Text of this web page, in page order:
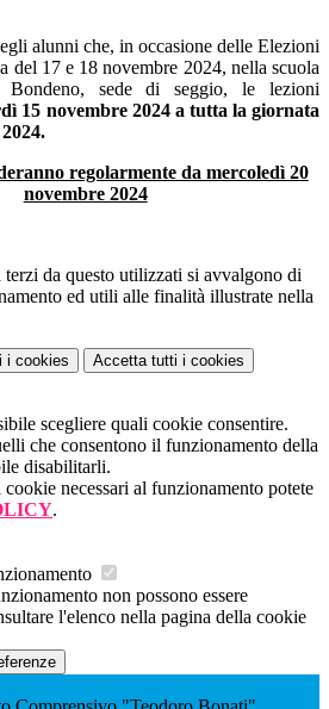
alunni che, in occasione delle Elezioni
del 17 e 18 novembre 2024, nella scuola
sede di seggio, le lezioni
15 novembre 2024 a tutta la giornata
regolarmente da mercoledì 20
novembre 2024
da questo utilizzati si avvalgono di
ed utili alle finalità illustrate nella
i cookies Accetta tutti i cookies
scegliere quali cookie consentire.
che consentono il funzionamento della
disabilitarli.
necessari al funzionamento potete
.
non possono essere
l'elenco nella pagina della cookie